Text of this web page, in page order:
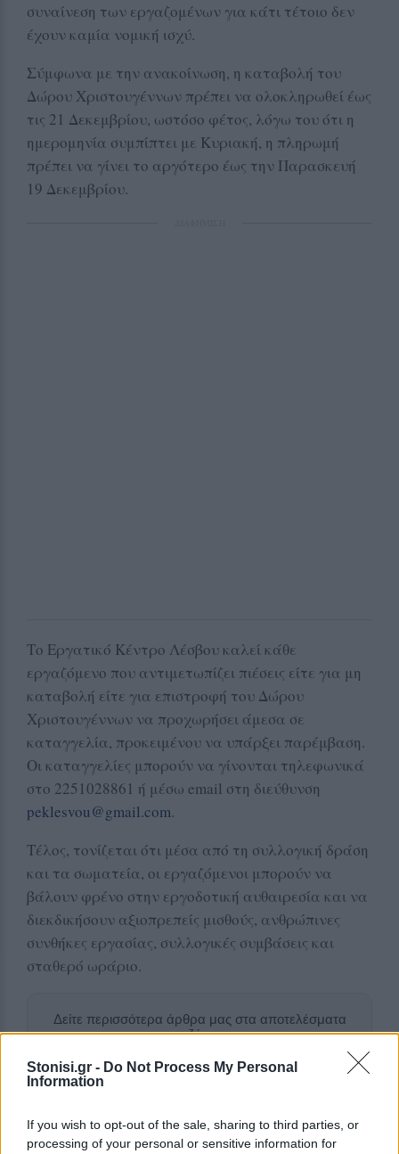
Stonisi.gr - Do Not Process My Personal
Information
If you wish to opt-out of the sale, sharing to third parties, or
processing of your personal or sensitive information for
συναίνεση των εργαζομένων για κάτι τέτοιο δεν
έχουν καμία νομική ισχύ.
Σύμφωνα με την ανακοίνωση, η καταβολή του
Δώρου Χριστουγέννων πρέπει να ολοκληρωθεί έως
τις 21 Δεκεμβρίου, ωστόσο φέτος, λόγω του ότι η
ημερομηνία συμπίπτει με Κυριακή, η πληρωμή
πρέπει να γίνει το αργότερο έως την Παρασκευή
19 Δεκεμβρίου.
Το Εργατικό Κέντρο Λέσβου καλεί κάθε
εργαζόμενο που αντιμετωπίζει πιέσεις είτε για μη
καταβολή είτε για επιστροφή του Δώρου
Χριστουγέννων να προχωρήσει άμεσα σε
καταγγελία, προκειμένου να υπάρξει παρέμβαση.
Οι καταγγελίες μπορούν να γίνονται τηλεφωνικά
στο 2251028861 ή μέσω email στη διεύθυνση
peklesvou@gmail.com.
Τέλος, τονίζεται ότι μέσα από τη συλλογική δράση
και τα σωματεία, οι εργαζόμενοι μπορούν να
βάλουν φρένο στην εργοδοτική αυθαιρεσία και να
διεκδικήσουν αξιοπρεπείς μισθούς, ανθρώπινες
συνθήκες εργασίας, συλλογικές συμβάσεις και
σταθερό ωράριο.
Δείτε περισσότερα άρθρα μας στα αποτελέσματα
αναζήτησης
Add stonisi.gr on Google ↗